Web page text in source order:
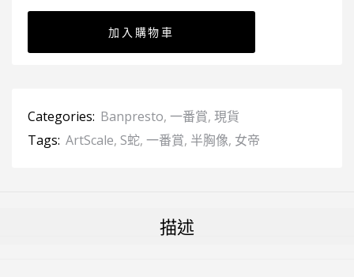
加入購物車
Categories: Banpresto, 一番賞, 現貨
Tags: ArtScale, S蛇, 一番賞, 半胸像, 女帝
描述